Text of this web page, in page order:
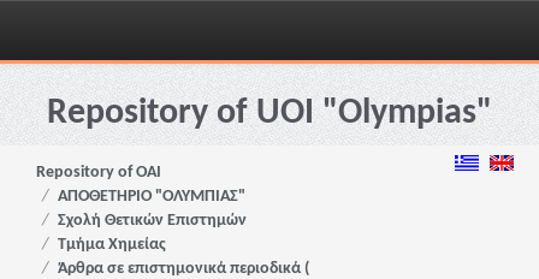
Skip
navigationRepository of UOI "Olympias"
Repository of OAI
ΑΠΟΘΕΤΗΡΙΟ "ΟΛΥΜΠΙΑΣ"
Σχολή Θετικών Επιστημών
Τμήμα Χημείας
Άρθρα σε επιστημονικά περιοδικά (